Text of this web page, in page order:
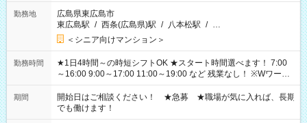
勤務地
広島県東広島市
東広島駅 / 西条(広島県)駅 / 八本松駅 / …
＜シニア向けマンション＞
勤務時間
★1日4時間～の時短シフトOK ★スタート時間選べます！ 7:00
～16:00 9:00～17:00 11:00～19:00 など 残業なし！ ※Wワーク
の場合、他のお仕事と合わせ週40時間超の就業はご案内できま
せん ※法令に基づき、週20時間以上勤務は社会保険への加入対
象となります ※労働者派遣法（日雇い派遣の原則禁止）によ
り、短時間・短期間の就業はご案内が難しい場合があります
期間
開始日はご相談ください！ ★急募 ★職場が気に入れば、長期
でも働けます！